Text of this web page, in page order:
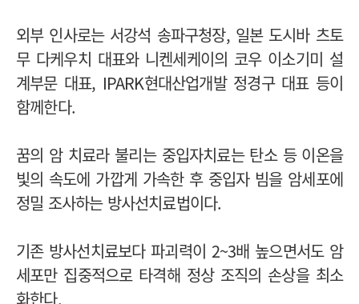
외부 인사로는 서강석 송파구청장, 일본 도시바 츠토
무 다케우치 대표와 니켄세케이의 코우 이소기미 설
계부문 대표, IPARK현대산업개발 정경구 대표 등이
함께한다.
꿈의 암 치료라 불리는 중입자치료는 탄소 등 이온을
빛의 속도에 가깝게 가속한 후 중입자 빔을 암세포에
정밀 조사하는 방사선치료법이다.
기존 방사선치료보다 파괴력이 2~3배 높으면서도 암
세포만 집중적으로 타격해 정상 조직의 손상을 최소
화한다.